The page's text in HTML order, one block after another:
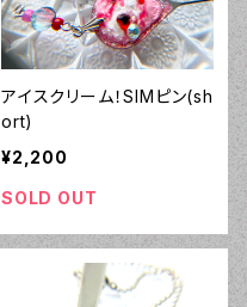
アイスクリーム！SIMピン(sh
ort)
¥2,200
SOLD OUT